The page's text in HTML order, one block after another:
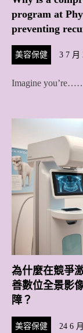
program at
preventing
美容保健 3 7 月
Imagine
為什麼在競爭
善數位全景影
障？
美容保健 24 6